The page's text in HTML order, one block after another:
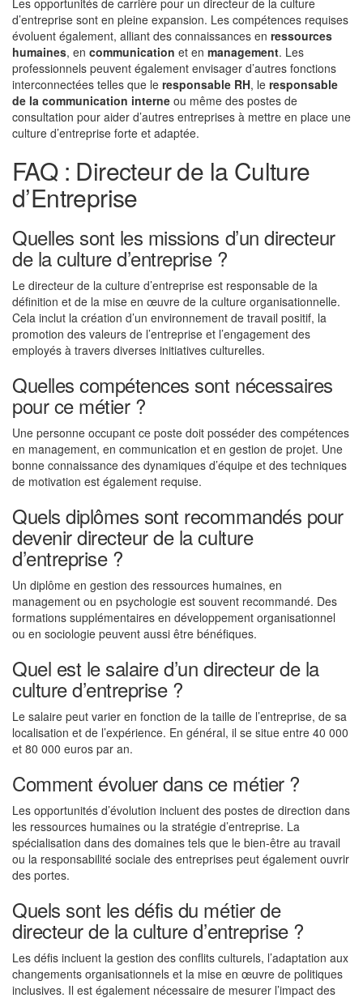
Les opportunités de carrière pour un directeur de la culture
d’entreprise sont en pleine expansion. Les compétences requises
évoluent également, alliant des connaissances en ressources
humaines, en communication et en management. Les
professionnels peuvent également envisager d’autres fonctions
interconnectées telles que le responsable RH, le responsable
de la communication interne ou même des postes de
consultation pour aider d’autres entreprises à mettre en place une
culture d’entreprise forte et adaptée.
FAQ : Directeur de la Culture
d’Entreprise
Quelles sont les missions d’un directeur
de la culture d’entreprise ?
Le directeur de la culture d’entreprise est responsable de la
définition et de la mise en œuvre de la culture organisationnelle.
Cela inclut la création d’un environnement de travail positif, la
promotion des valeurs de l’entreprise et l’engagement des
employés à travers diverses initiatives culturelles.
Quelles compétences sont nécessaires
pour ce métier ?
Une personne occupant ce poste doit posséder des compétences
en management, en communication et en gestion de projet. Une
bonne connaissance des dynamiques d’équipe et des techniques
de motivation est également requise.
Quels diplômes sont recommandés pour
devenir directeur de la culture
d’entreprise ?
Un diplôme en gestion des ressources humaines, en
management ou en psychologie est souvent recommandé. Des
formations supplémentaires en développement organisationnel
ou en sociologie peuvent aussi être bénéfiques.
Quel est le salaire d’un directeur de la
culture d’entreprise ?
Le salaire peut varier en fonction de la taille de l’entreprise, de sa
localisation et de l’expérience. En général, il se situe entre 40 000
et 80 000 euros par an.
Comment évoluer dans ce métier ?
Les opportunités d’évolution incluent des postes de direction dans
les ressources humaines ou la stratégie d’entreprise. La
spécialisation dans des domaines tels que le bien-être au travail
ou la responsabilité sociale des entreprises peut également ouvrir
des portes.
Quels sont les défis du métier de
directeur de la culture d’entreprise ?
Les défis incluent la gestion des conflits culturels, l’adaptation aux
changements organisationnels et la mise en œuvre de politiques
inclusives. Il est également nécessaire de mesurer l’impact des